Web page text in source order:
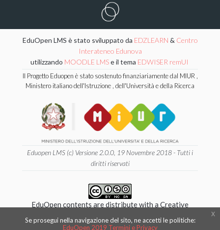
EduOpen LMS è stato sviluppato da EDZLEARN & Centro
Interateneo Edunova
utilizzando MOODLE LMSe il tema EDWISER remUI
Il Progetto Eduopen è stato sostenuto finanziariamente dal MIUR ,
Ministero italiano dell'Istruzione , dell'Università e della Ricerca
Eduopen LMS (c) Versione 2.0.0, 19 Novembre 2018 - Tutti i
diritti riservati
EduOpen contents are distribute with a Creative
Commons 4.0 International
Attribution - NonCommercial - ShareAlike License.
Se prosegui nella navigazione del sito, ne accetti le politiche:
EduOpen 2019 Termini e Privacy
x